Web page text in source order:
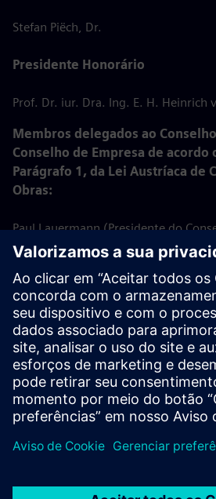
Stefan Piëch, Dr.
Presidente Honorário
Prof. Dr. iur. Dra. Ing. E. H. Heinrich
Membros delegados ao
Conselho de Empresa de acordo
Parágrafo 1, da Lei Austríaca de
Obras:
Paul Lauermann (Presidente do
Trabalhadores da Siemens AG
Klaus Hobarth
Michael Schnabel
Eveline Zauner
Status: 25 de outubro de 2024